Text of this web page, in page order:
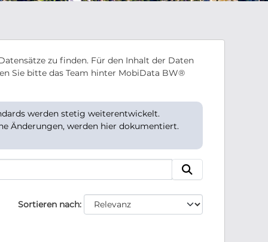
zu finden. Für den Inhalt der Daten
Sie bitte das Team hinter MobiData BW®
werden stetig weiterentwickelt.
Änderungen, werden hier dokumentiert.
Sortieren nach